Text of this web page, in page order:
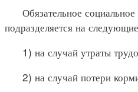
Обязательное социальное
подразделяется на
1) на случай утраты
2) на случай потери